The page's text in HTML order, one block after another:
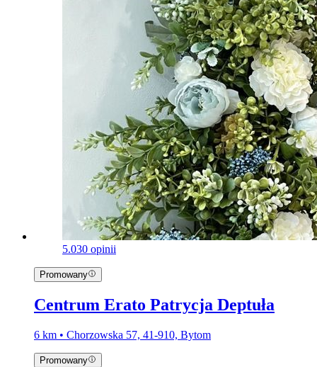
5.030 opinii
Promowany
Centrum Erato Patrycja Deptuła
6 km • Chorzowska 57, 41-910, Bytom
Promowany